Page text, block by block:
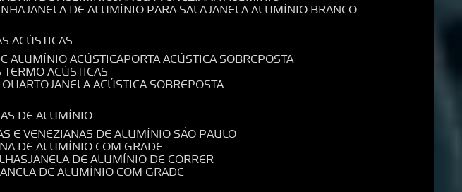
JANELA DE ALUMÍNIO PARA SALA JANELA ALUMÍNIO BRANCO
ACÚSTICAS
ALUMÍNIO ACÚSTICA PORTA ACÚSTICA SOBREPOSTA
TERMO ACÚSTICAS
JANELA ACÚSTICA SOBREPOSTA
DE ALUMÍNIO
E VENEZIANAS DE ALUMÍNIO SÃO PAULO
DE ALUMÍNIO COM GRADE
JANELA DE ALUMÍNIO DE CORRER
JANELA DE ALUMÍNIO COM GRADE